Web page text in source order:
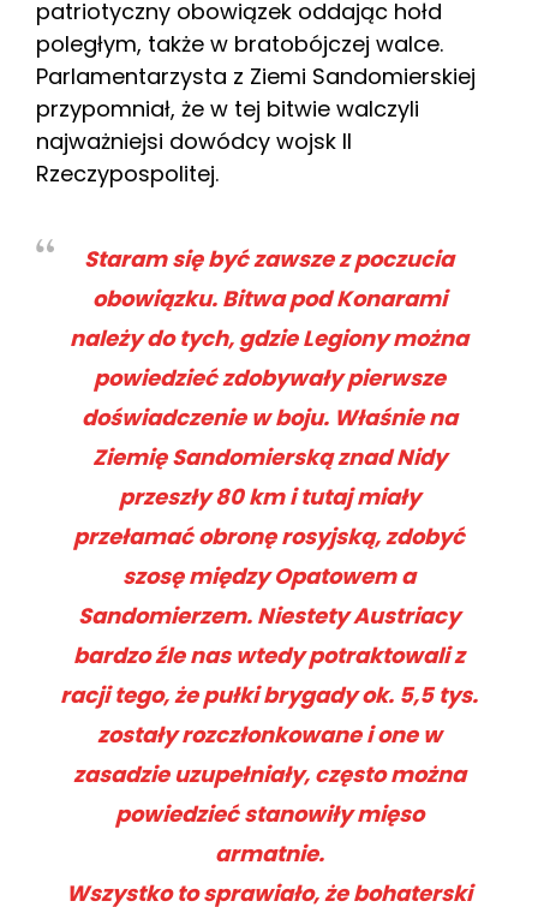
patriotyczny obowiązek oddając hołd
poległym, także w bratobójczej walce.
Parlamentarzysta z Ziemi Sandomierskiej
przypomniał, że w tej bitwie walczyli
najważniejsi dowódcy wojsk II
Rzeczypospolitej.
Staram się być zawsze z poczucia
obowiązku. Bitwa pod Konarami
należy do tych, gdzie Legiony można
powiedzieć zdobywały pierwsze
doświadczenie w boju. Właśnie na
Ziemię Sandomierską znad Nidy
przeszły 80 km i tutaj miały
przełamać obronę rosyjską, zdobyć
szosę między Opatowem a
Sandomierzem. Niestety Austriacy
bardzo źle nas wtedy potraktowali z
racji tego, że pułki brygady ok. 5,5 tys.
zostały rozczłonkowane i one w
zasadzie uzupełniały, często można
powiedzieć stanowiły mięso
armatnie.
Wszystko to sprawiało, że bohaterski